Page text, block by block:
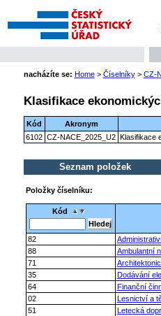
nacházíte se: Home> Číselníky> CZ-
Klasifikace
Kód Akronym
6102 CZ-NACE_2025_U2 Klasifikace
Seznam položek
Položky číselníku:
Kód
82
88
Ambulantní
71
35
Dodávání
64
Finanční
02
Lesnictví a
51
Letecká